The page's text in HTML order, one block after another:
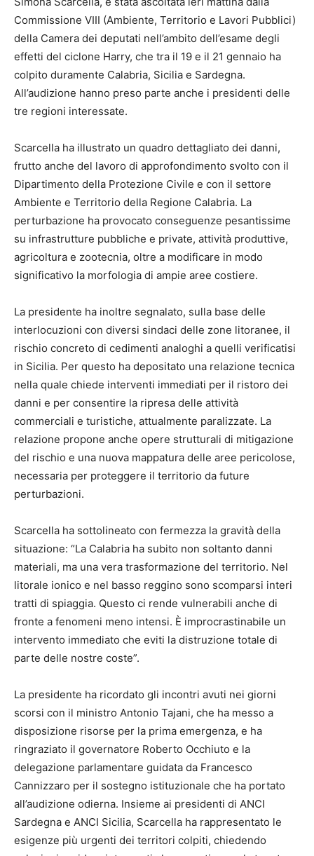
Commissione VIII (Ambiente, Territorio e Lavori Pubblici)
della Camera dei deputati nell’ambito dell’esame degli
effetti del ciclone Harry, che tra il 19 e il 21 gennaio ha
colpito duramente Calabria, Sicilia e Sardegna.
All’audizione hanno preso parte anche i presidenti delle
tre regioni interessate.
Scarcella ha illustrato un quadro dettagliato dei danni,
frutto anche del lavoro di approfondimento svolto con il
Dipartimento della Protezione Civile e con il settore
Ambiente e Territorio della Regione Calabria. La
perturbazione ha provocato conseguenze pesantissime
su infrastrutture pubbliche e private, attività produttive,
agricoltura e zootecnia, oltre a modificare in modo
significativo la morfologia di ampie aree costiere.
La presidente ha inoltre segnalato, sulla base delle
interlocuzioni con diversi sindaci delle zone litoranee, il
rischio concreto di cedimenti analoghi a quelli verificatisi
in Sicilia. Per questo ha depositato una relazione tecnica
nella quale chiede interventi immediati per il ristoro dei
danni e per consentire la ripresa delle attività
commerciali e turistiche, attualmente paralizzate. La
relazione propone anche opere strutturali di mitigazione
del rischio e una nuova mappatura delle aree pericolose,
necessaria per proteggere il territorio da future
perturbazioni.
Scarcella ha sottolineato con fermezza la gravità della
situazione: “La Calabria ha subito non soltanto danni
materiali, ma una vera trasformazione del territorio. Nel
litorale ionico e nel basso reggino sono scomparsi interi
tratti di spiaggia. Questo ci rende vulnerabili anche di
fronte a fenomeni meno intensi. È improcrastinabile un
intervento immediato che eviti la distruzione totale di
parte delle nostre coste”.
La presidente ha ricordato gli incontri avuti nei giorni
scorsi con il ministro Antonio Tajani, che ha messo a
disposizione risorse per la prima emergenza, e ha
ringraziato il governatore Roberto Occhiuto e la
delegazione parlamentare guidata da Francesco
Cannizzaro per il sostegno istituzionale che ha portato
all’audizione odierna. Insieme ai presidenti di ANCI
Sardegna e ANCI Sicilia, Scarcella ha rappresentato le
esigenze più urgenti dei territori colpiti, chiedendo